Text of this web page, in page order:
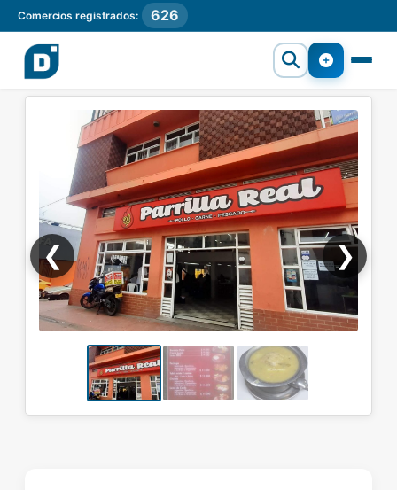
Comercios registrados: 626
❮ ❯